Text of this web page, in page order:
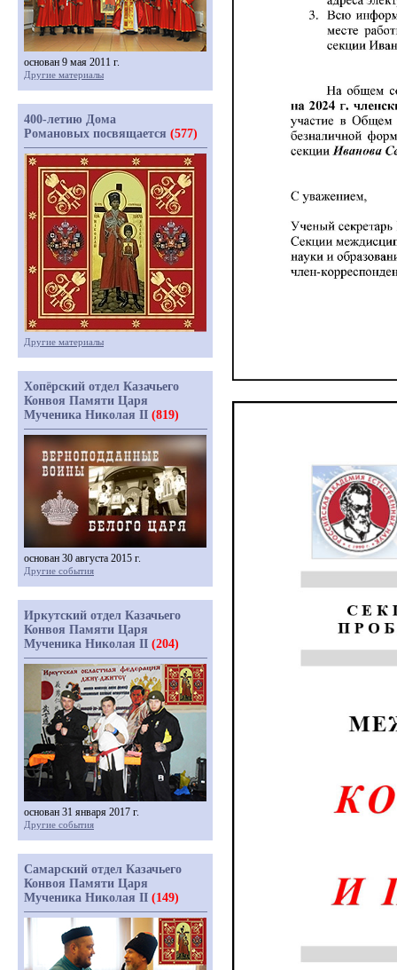
основан 9 мая 2011 г.
Другие материалы
400-летию Дома
Романовых посвящается (577)
Другие материалы
Хопёрский отдел Казачьего
Конвоя Памяти Царя
Мученика Николая II (819)
основан 30 августа 2015 г.
Другие события
Иркутский отдел Казачьего
Конвоя Памяти Царя
Мученика Николая II (204)
основан 31 января 2017 г.
Другие события
Самарский отдел Казачьего
Конвоя Памяти Царя
Мученика Николая II (149)